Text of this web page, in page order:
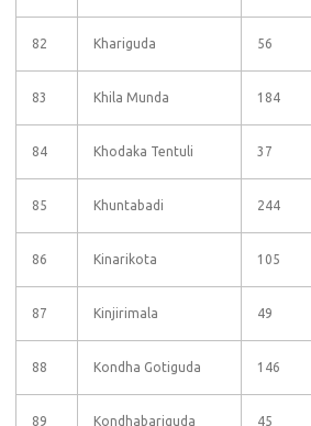
82 Khariguda 56
83 Khila Munda 184
84 Khodaka Tentuli 37
85 Khuntabadi 244
86 Kinarikota 105
87 Kinjirimala 49
88 Kondha Gotiguda 146
89 Kondhabariguda 45